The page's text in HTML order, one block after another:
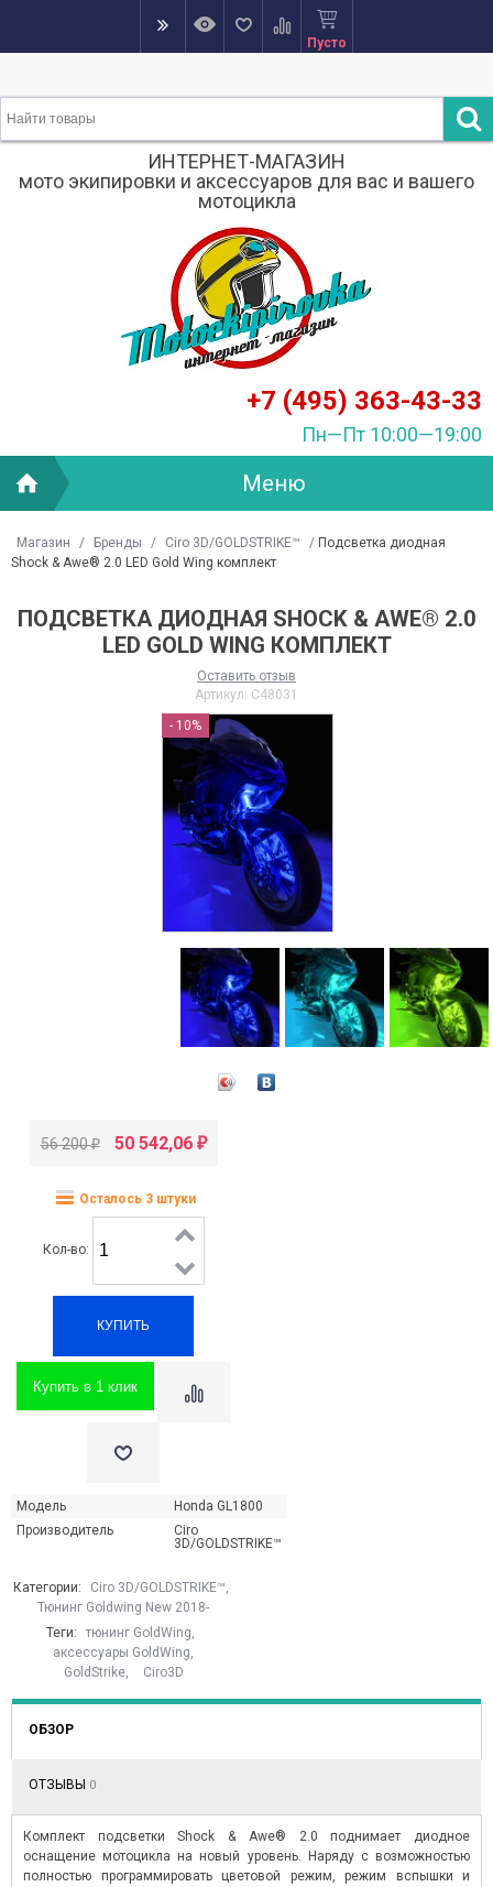
Пусто
ИНТЕРНЕТ-МАГАЗИН
мото экипировки и аксессуаров для вас и вашего
мотоцикла
+7 (495) 363-43-33
Пн—Пт 10:00—19:00
Меню
Магазин / Бренды / Ciro 3D/GOLDSTRIKE™ / Подсветка диодная
Shock & Awe® 2.0 LED Gold Wing комплект
IXS ПЕРВАЯ ПОСТАВКА
GOLGSTRIKE НА СКЛАДЕ!
ПОДСВЕТКА ДИОДНАЯ SHOCK & AWE® 2.0
LED GOLD WING КОМПЛЕКТ
Оставить отзыв
Артикул: C48031
- 10%
56 200₽ 50 542,06 ₽
Осталось 3 штуки
Кол-во:
Купить в 1 клик
Модель
Honda GL1800
Производитель
Ciro
3D/GOLDSTRIKE™
Категории: Ciro 3D/GOLDSTRIKE™,
Тюнинг Goldwing New 2018-
Теги:
тюнинг GoldWing,
аксессуары GoldWing,
GoldStrike, Ciro3D
ОБЗОР
ОТЗЫВЫ 0
Комплект подсветки Shock & Awe® 2.0 поднимает диодное
оснащение мотоцикла на новый уровень. Наряду с возможностью
полностью программировать цветовой режим, режим вспышки и